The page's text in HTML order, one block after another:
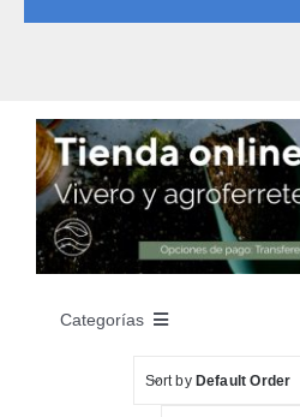
Categorías
Sort by Default Order